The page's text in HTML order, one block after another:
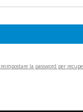
la password per